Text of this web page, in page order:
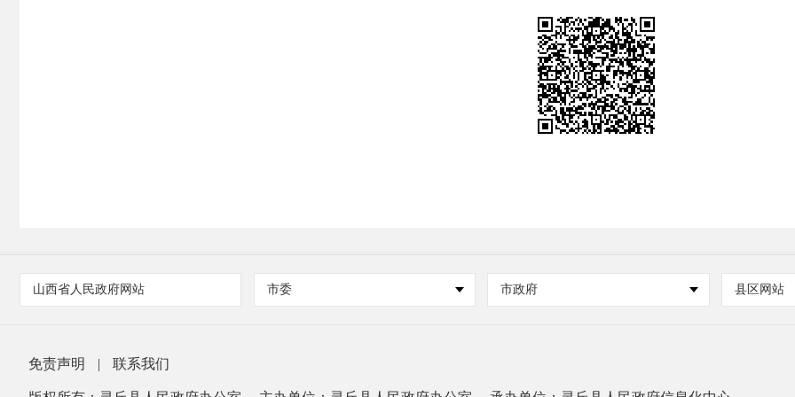
山西省人民政府网站 市委 市政府 县区网站
免责声明 | 联系我们